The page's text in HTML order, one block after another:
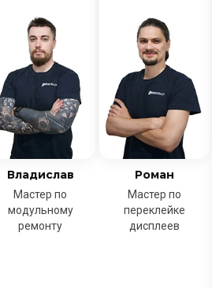
Владислав
Мастер по
модульному
ремонту
Роман
Мастер по
переклейке
дисплеев